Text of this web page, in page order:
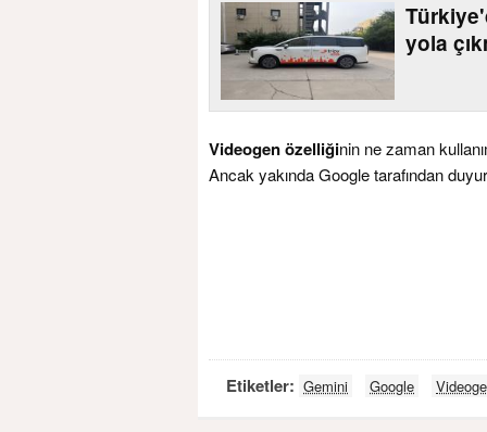
yola
Videogen özelliğinin ne zaman
Ancak yakında Google tarafından
Etiketler: Gemini Google